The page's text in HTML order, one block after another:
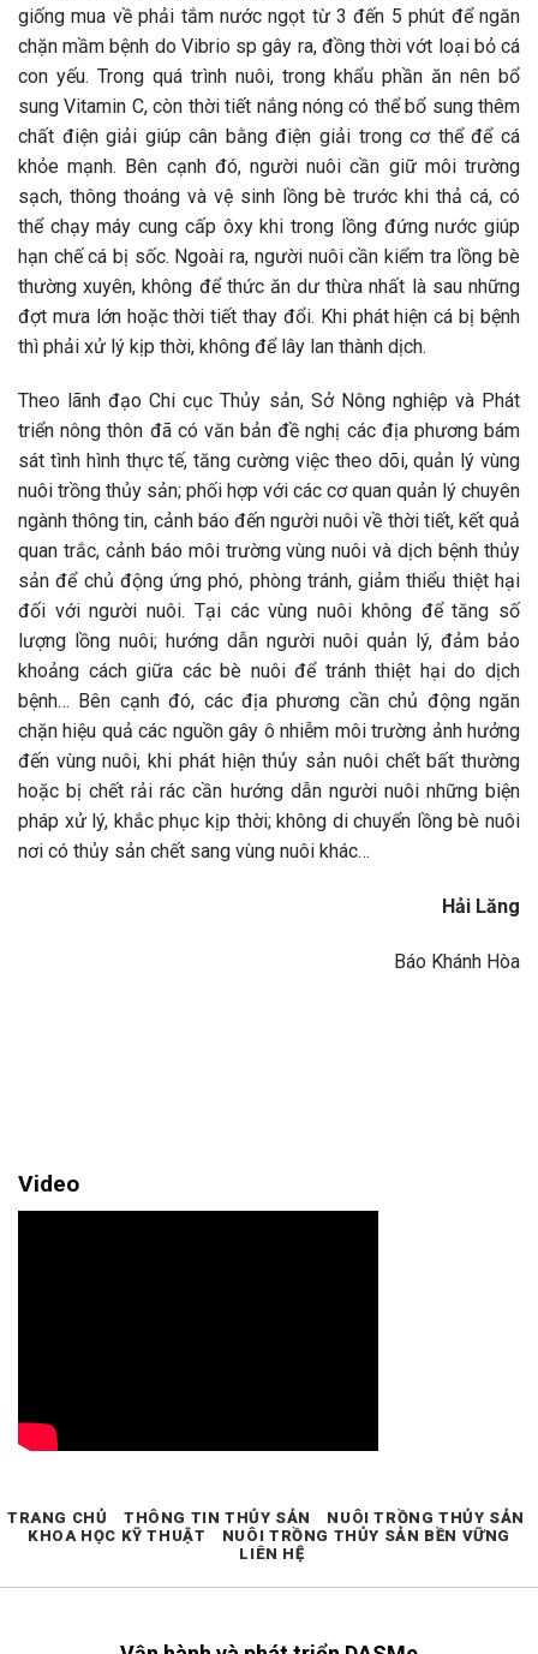
giống mua về phải tắm nước ngọt từ 3 đến 5 phút để ngăn
chặn mầm bệnh do Vibrio sp gây ra, đồng thời vớt loại bỏ cá
con yếu. Trong quá trình nuôi, trong khẩu phần ăn nên bổ
sung Vitamin C, còn thời tiết nắng nóng có thể bổ sung thêm
chất điện giải giúp cân bằng điện giải trong cơ thể để cá
khỏe mạnh. Bên cạnh đó, người nuôi cần giữ môi trường
sạch, thông thoáng và vệ sinh lồng bè trước khi thả cá, có
thể chạy máy cung cấp ôxy khi trong lồng đứng nước giúp
hạn chế cá bị sốc. Ngoài ra, người nuôi cần kiểm tra lồng bè
thường xuyên, không để thức ăn dư thừa nhất là sau những
đợt mưa lớn hoặc thời tiết thay đổi. Khi phát hiện cá bị bệnh
thì phải xử lý kịp thời, không để lây lan thành dịch.
Theo lãnh đạo Chi cục Thủy sản, Sở Nông nghiệp và Phát
triển nông thôn đã có văn bản đề nghị các địa phương bám
sát tình hình thực tế, tăng cường việc theo dõi, quản lý vùng
nuôi trồng thủy sản; phối hợp với các cơ quan quản lý chuyên
ngành thông tin, cảnh báo đến người nuôi về thời tiết, kết quả
quan trắc, cảnh báo môi trường vùng nuôi và dịch bệnh thủy
sản để chủ động ứng phó, phòng tránh, giảm thiểu thiệt hại
đối với người nuôi. Tại các vùng nuôi không để tăng số
lượng lồng nuôi; hướng dẫn người nuôi quản lý, đảm bảo
khoảng cách giữa các bè nuôi để tránh thiệt hại do dịch
bệnh… Bên cạnh đó, các địa phương cần chủ động ngăn
chặn hiệu quả các nguồn gây ô nhiễm môi trường ảnh hưởng
đến vùng nuôi, khi phát hiện thủy sản nuôi chết bất thường
hoặc bị chết rải rác cần hướng dẫn người nuôi những biện
pháp xử lý, khắc phục kịp thời; không di chuyển lồng bè nuôi
nơi có thủy sản chết sang vùng nuôi khác…
Hải Lăng
Báo Khánh Hòa
Video
TRANG CHỦ THÔNG TIN THỦY SẢN
NUÔI TRỒNG THỦY SẢN
KHOA HỌC KỸ THUẬT
NUÔI TRỒNG THỦY SẢN BỀN VỮNG
LIÊN HỆ